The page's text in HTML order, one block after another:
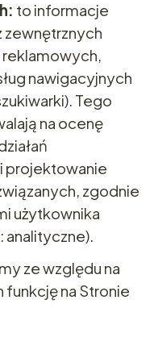
to informacje
nawigacyjnych
Tego
na ocenę
projektowanie
zgodnie
użytkownika
analityczne).
ze względu na
funkcję na Stronie